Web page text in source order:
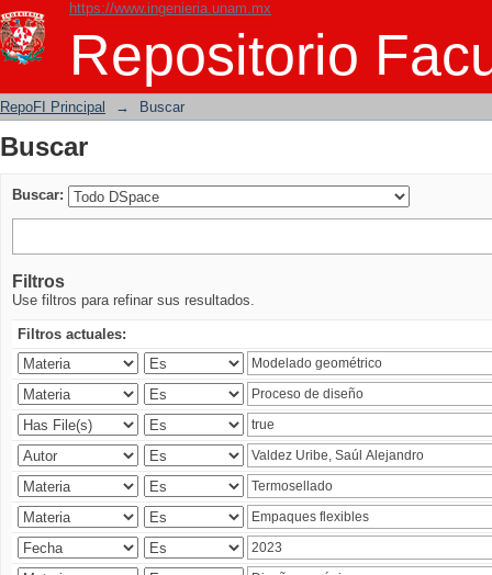
https://www.ingenieria.unam.mx
Repositorio
Buscar
RepoFI Principal → Buscar
Buscar
Buscar:
Filtros
Use filtros para refinar sus resultados.
Filtros actuales: